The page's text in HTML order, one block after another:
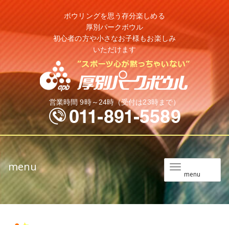
ボウリングを思う存分楽しめる
厚別パークボウル
初心者の方や小さなお子様もお楽しみ
いただけます
営業時間 9時～24時（受付は23時まで）
ニ
ュ
ー
menu
menu